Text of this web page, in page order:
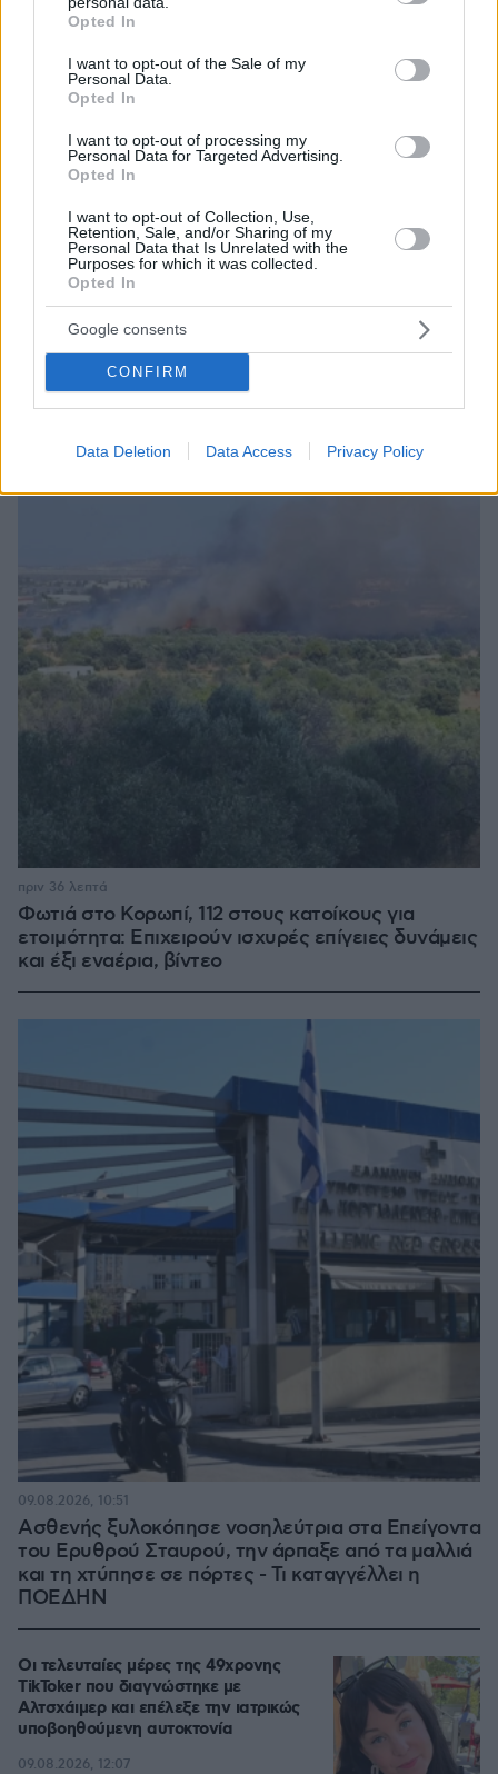
grant or deny consent to Google and its third-party tags to
use your data for below specified purposes in below Google
consent section.
Opted In
I want to opt-out of the Sale of my
Personal Data.
Opted In
I want to opt-out of processing my
Personal Data for Targeted Advertising.
Opted In
I want to opt-out of Collection, Use,
Retention, Sale, and/or Sharing of my
Personal Data that Is Unrelated with the
Purposes for which it was collected.
Opted In
Google consents
CONFIRM
Data Deletion Data Access Privacy Policy
Η Πολιτική Αεροπορία διαπίστωσε κενό στον νόμο
όταν ένας... απίθανος τύπος προσγείωσε το
ελικόπτερό του στο Σαρακήνικο με εκατοντάδες
λουόμενους - Παρέμβαση Εισαγγελέα
09.08.2026, 14:15
Φωτιά στο Κορωπί, 112 στους κατοίκους για
ετοιμότητα: Επιχειρούν ισχυρές επίγειες δυνάμεις
και έξι εναέρια, βίντεο
πριν 36 λεπτά
Ασθενής ξυλοκόπησε νοσηλεύτρια στα Επείγοντα
του Ερυθρού Σταυρού, την άρπαξε από τα μαλλιά
και τη χτύπησε σε πόρτες - Τι καταγγέλλει η
ΠΟΕΔΗΝ
09.08.2026, 10:51
Οι τελευταίες μέρες της 49χρονης
TikToker που διαγνώστηκε με
Αλτσχάιμερ και επέλεξε την ιατρικώς
υποβοηθούμενη αυτοκτονία
09.08.2026, 12:07